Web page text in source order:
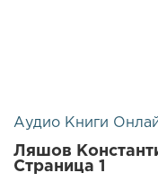
Аудио Книги
Ляшов
Страница 1